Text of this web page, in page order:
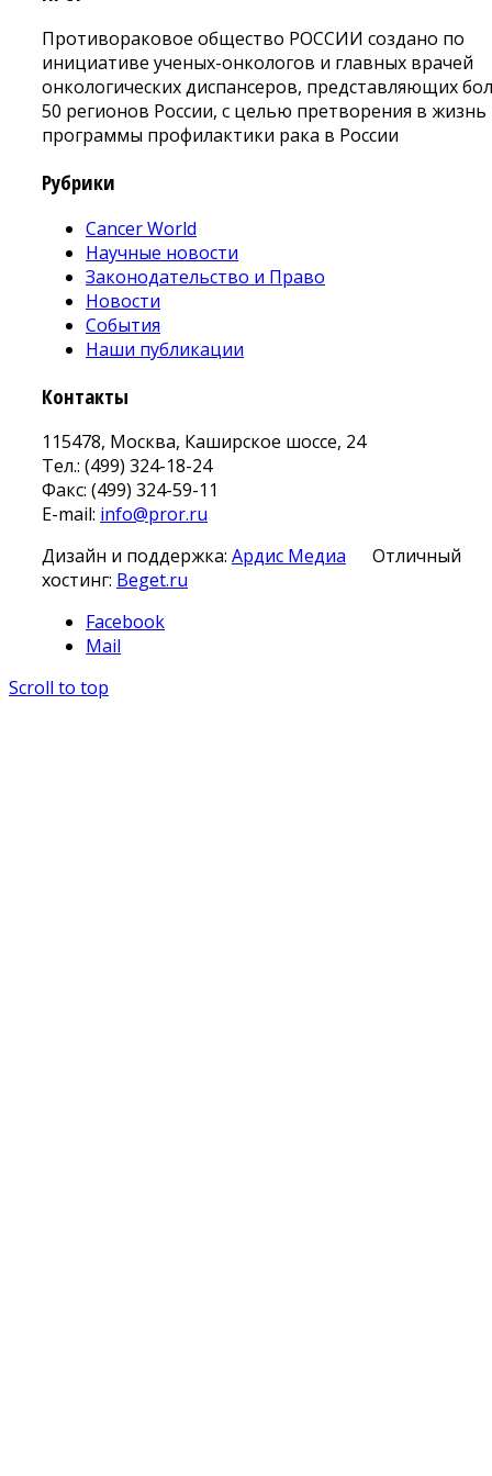
Противораковое общество РОССИИ создано по
инициативе ученых-онкологов и главных врачей
онкологических диспансеров, представляющих
50 регионов России, с целью претворения в жизнь
программы профилактики рака в России
Рубрики
Cancer World
Научные новости
Законодательство и Право
Новости
События
Наши публикации
Контакты
115478, Москва, Каширское шоссе, 24
Тел.: (499) 324-18-24
Факс: (499) 324-59-11
E-mail: info@pror.ru
Дизайн и поддержка: Ардис Медиа
Отличный
хостинг: Beget.ru
Facebook
Mail
Scroll to top